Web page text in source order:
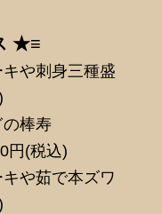
★≡
や刺身三種盛
の棒寿
税込)
や茹で本ズワ